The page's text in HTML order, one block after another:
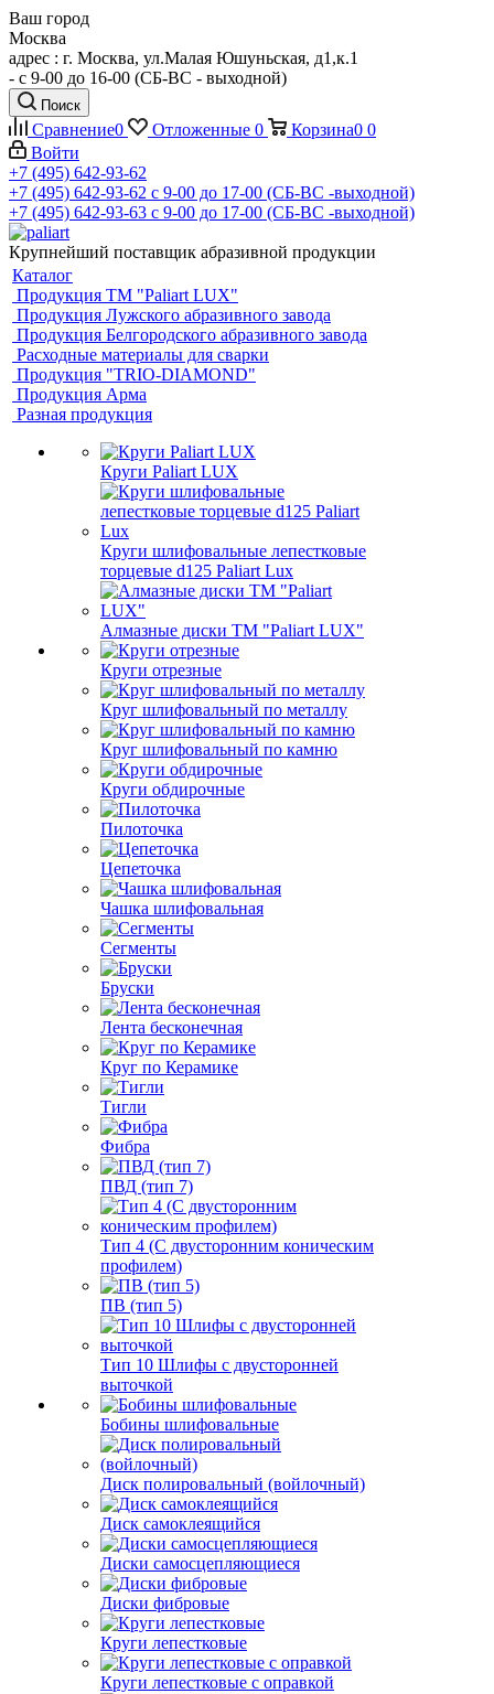
Ваш город
Москва
адрес : г. Москва, ул.Малая Юшуньская, д1,к.1
- c 9-00 до 16-00 (СБ-ВС - выходной)
Поиск
Сравнение0 Отложенные 0 Корзина0 0
Войти
+7 (495) 642-93-62
+7 (495) 642-93-62 c 9-00 до 17-00 (СБ-ВС -выходной)
+7 (495) 642-93-63 c 9-00 до 17-00 (СБ-ВС -выходной)
Крупнейший поставщик абразивной продукции
Каталог
Продукция ТМ "Paliart LUX"
Продукция Лужского абразивного завода
Продукция Белгородского абразивного завода
Расходные материалы для сварки
Продукция "TRIO-DIAMOND"
Продукция Арма
Разная продукция
Круги Paliart LUX
Круги шлифовальные лепестковые
торцевые d125 Paliart Lux
Алмазные диски ТМ "Paliart LUX"
Круги отрезные
Круг шлифовальный по металлу
Круг шлифовальный по камню
Круги обдирочные
Пилоточка
Цепеточка
Чашка шлифовальная
Сегменты
Бруски
Лента бесконечная
Круг по Керамике
Тигли
Фибра
ПВД (тип 7)
Тип 4 (С двусторонним коническим
профилем)
ПВ (тип 5)
Тип 10 Шлифы с двусторонней
выточкой
Бобины шлифовальные
Диск полировальный (войлочный)
Диск самоклеящийся
Диски самосцепляющиеся
Диски фибровые
Круги лепестковые
Круги лепестковые с оправкой